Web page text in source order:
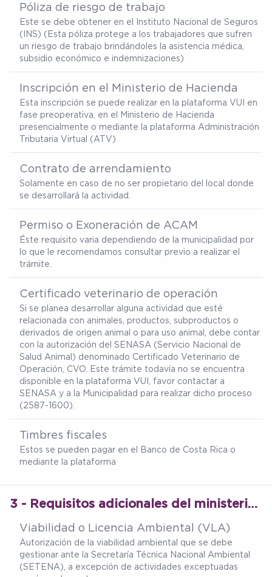
Póliza de riesgo de trabajo
Este se debe obtener en el Instituto Nacional de Seguros
(INS) (Esta póliza protege a los trabajadores que sufren
un riesgo de trabajo brindándoles la asistencia médica,
subsidio económico e indemnizaciones)
Inscripción en el Ministerio de Hacienda
Esta inscripción se puede realizar en la plataforma VUI en
fase preoperativa, en el Ministerio de Hacienda
presencialmente o mediante la plataforma Administración
Tributaria Virtual (ATV)
Contrato de arrendamiento
Solamente en caso de no ser propietario del local donde
se desarrollará la actividad.
Permiso o Exoneración de ACAM
Éste requisito varia dependiendo de la municipalidad por
lo que le recomendamos consultar previo a realizar el
trámite.
Certificado veterinario de operación
Si se planea desarrollar alguna actividad que esté
relacionada con animales, productos, subproductos o
derivados de origen animal o para uso animal, debe contar
con la autorización del SENASA (Servicio Nacional de
Salud Animal) denominado Certificado Veterinario de
Operación, CVO. Este trámite todavía no se encuentra
disponible en la plataforma VUI, favor contactar a
SENASA y a la Municipalidad para realizar dicho proceso
(2587-1600).
Timbres fiscales
Estos se pueden pagar en el Banco de Costa Rica o
mediante la plataforma
3 - Requisitos adicionales del ministerio de salud
Viabilidad o Licencia Ambiental (VLA)
Autorización de la viabilidad ambiental que se debe
gestionar ante la Secretaría Técnica Nacional Ambiental
(SETENA), a excepción de actividades exceptuadas